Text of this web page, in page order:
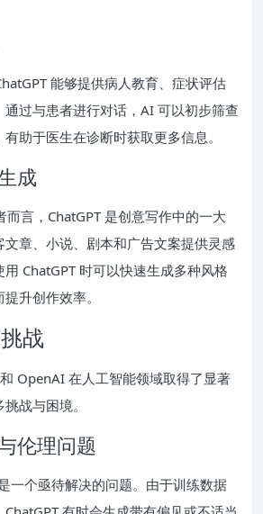
能够提供病人教育、症状评估
过与患者进行对话，AI 可以初步筛查
助于医生在诊断时获取更多信息。
成
而言，ChatGPT 是创意写作中的一大
章、小说、剧本和广告文案提供灵感
ChatGPT 时可以快速生成多种风格
升创作效率。
战
OpenAI 在人工智能领域取得了显著
战与困境。
伦理问题
一个亟待解决的问题。由于训练数据